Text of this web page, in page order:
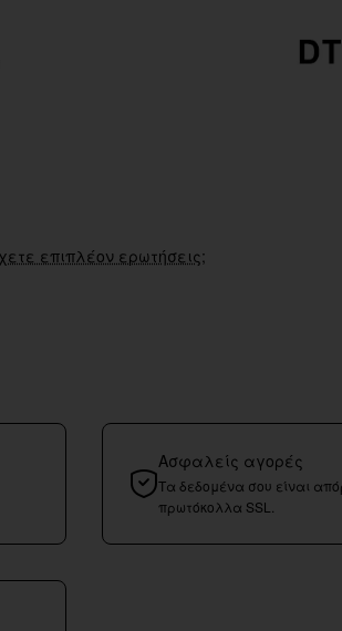
επιπλέον ερωτήσεις;
Ασφαλείς αγορές
Τα δεδομένα σου είναι
πρωτόκολλα SSL.